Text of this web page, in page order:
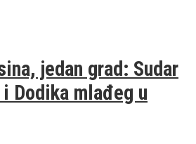
jedan grad: Sudar
Dodika mlađeg u